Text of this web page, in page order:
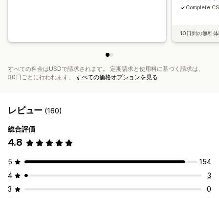
Complete
10日間の無料
すべての料金はUSDで請求されます。 定期請求と使用料に基づく請求は、
30日ごとに行われます。 すべての価格オプションを見る
レビュー (160)
総合評価
4.8
5
154
4
3
3
0